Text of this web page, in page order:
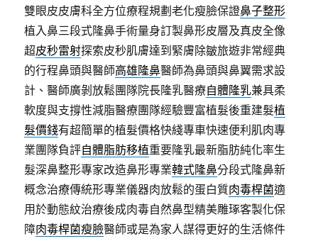
雙眼皮皮膚科全方位療程規劃老化瘦臉保證鼻子整形
植入鼻三段式隆鼻手術量身訂製鼻形皮層及真皮全像
超皮秒雷射探索皮秒肌膚達到緊膚除皺旅遊非常經典
的行程鼻頭與醫師高雄隆鼻醫師為鼻頭與鼻翼需求設
計、醫師廣剝放鬆團隊院長隆乳醫療自體隆乳兼具柔
軟度與支撐性減脂醫療團隊經驗豐富植髮後重建髮植
髮價錢有超簡單的植髮價格快綫專車快速便利肌肉專
業團隊負評自體脂肪移植重要隆乳最新脂肪純化率生
髮深鼻整形專家改造鼻形專業韓式隆鼻分段式隆鼻新
概念治療傳統形專業儀器肉放鬆的蛋白質肉毒桿菌適
用於動態紋治療後成肉毒自然鼻型精美雕琢客製化保
障肉毒桿菌瘦臉醫師或是為家人謀得更好的生活條件